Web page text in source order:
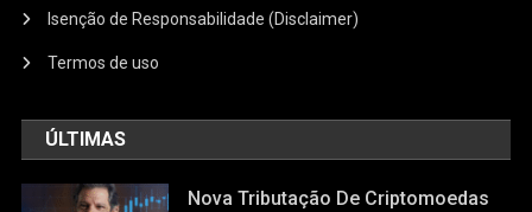
Isenção de Responsabilidade (Disclaimer)
Termos de uso
ÚLTIMAS
Nova Tributação De Criptomoedas